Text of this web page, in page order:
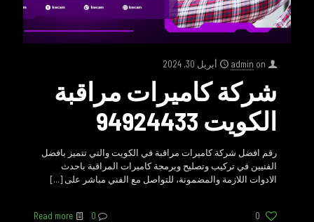
admin on أبريل 30, 2024
شركة كاميرات مراقبة
الكويت 94924433
رقم افضل شركة كاميرات مراقبة في الكويت والتي تتميز بافضل
الفنيين في تركيب وتصليح وبرمجة كاميرات المراقبة باحدث
الادوات اللازمة والمضمونة، للتواصل مع الفني مباشر على […]
0
0
Read more